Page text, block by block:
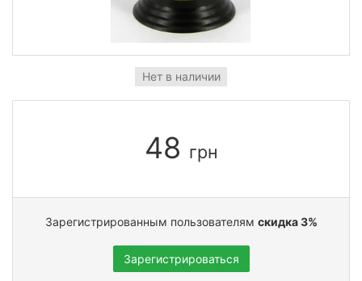
Нет в наличии
48 грн
Зарегистрированным пользователям скидка 3%
Зарегистрироваться